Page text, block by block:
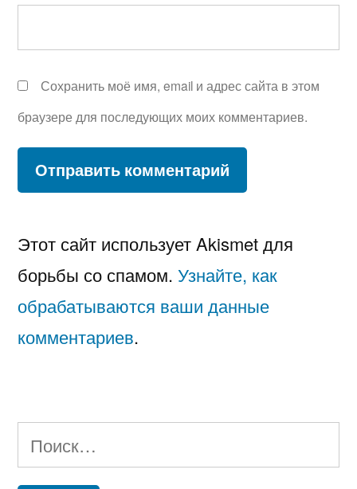
Сохранить моё имя, email и адрес сайта в этом
браузере для последующих моих комментариев.
Этот сайт использует Akismet для
борьбы со спамом. Узнайте, как
обрабатываются ваши данные
комментариев.
Найти: